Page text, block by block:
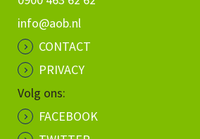
info@aob.nl
CONTACT
PRIVACY
Volg ons:
FACEBOOK